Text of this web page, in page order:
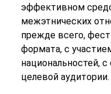
эффективном
межэтнических
прежде всего,
формата, с
национальностей,
целевой аудитории.